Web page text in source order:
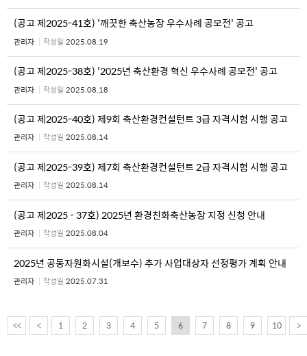
(공고 제2025-41호) '깨끗한 축산농장 우수사례 공모전' 공고
관리자 작성일 2025.08.19
(공고 제2025-38호) '2025년 축산환경 혁신 우수사례 공모전' 공고
관리자 작성일 2025.08.18
(공고 제2025-40호) 제9회 축산환경컨설턴트 3급 자격시험 시행 공고
관리자 작성일 2025.08.14
(공고 제2025-39호) 제7회 축산환경컨설턴트 2급 자격시험 시행 공고
관리자 작성일 2025.08.14
(공고 제2025 - 37호) 2025년 환경친화축산농장 지정 신청 안내
관리자 작성일 2025.08.04
2025년 공동자원화시설(개보수) 추가 사업대상자 선정평가 계획 안내
관리자 작성일 2025.07.31
<< < 1 2 3 4 5 6 7 8 9 10 >